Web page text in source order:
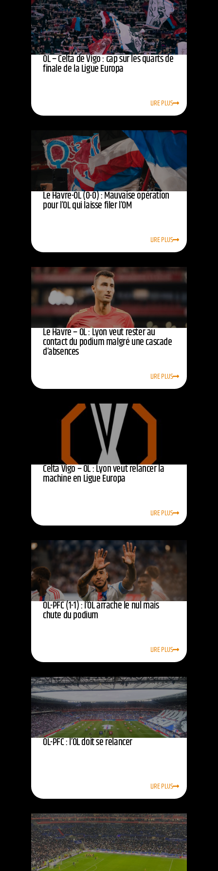
OL – Celta de Vigo : cap sur les quarts de
finale de la Ligue Europa
LIRE PLUS
Le Havre-OL (0-0) : Mauvaise opération
pour l’OL qui laisse filer l’OM
LIRE PLUS
Le Havre – OL : Lyon veut rester au
contact du podium malgré une cascade
d’absences
LIRE PLUS
Celta Vigo – OL : Lyon veut relancer la
machine en Ligue Europa
LIRE PLUS
OL-PFC (1-1) : l’OL arrache le nul mais
chute du podium
LIRE PLUS
OL-PFC : l’OL doit se relancer
LIRE PLUS